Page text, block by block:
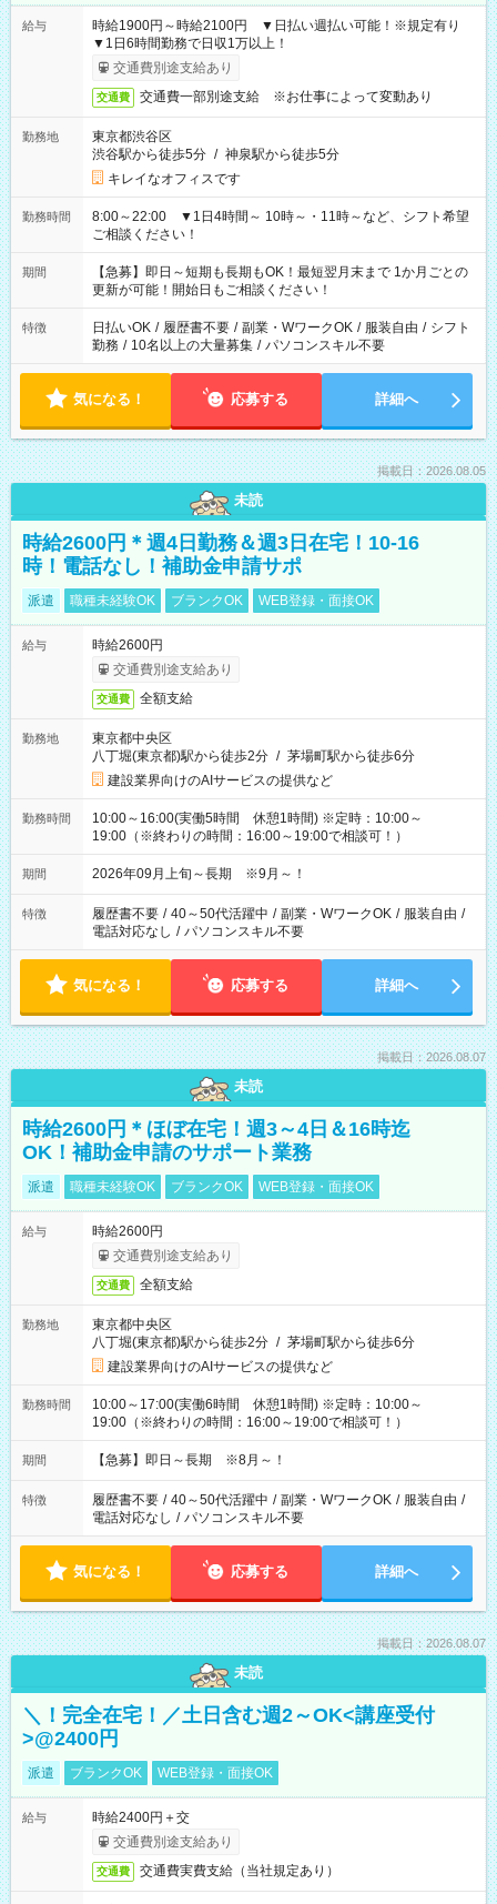
給与
時給1900円～時給2100円 ▼日払い週払い可能！※規定有り
▼1日6時間勤務で日収1万以上！
交通費別途支給あり
交通費 交通費一部別途支給 ※お仕事によって変動あり
勤務地
東京都渋谷区
渋谷駅から徒歩5分 / 神泉駅から徒歩5分
キレイなオフィスです
勤務時間
8:00～22:00 ▼1日4時間～ 10時～・11時～など、シフト希望
ご相談ください！
期間
【急募】即日～短期も長期もOK！最短翌月末まで 1か月ごとの
更新が可能！開始日もご相談ください！
特徴 日払いOK / 履歴書不要 / 副業・WワークOK / 服装自由 / シフト
勤務 / 10名以上の大量募集 / パソコンスキル不要
気になる！ 応募する 詳細へ
掲載日：2026.08.05
未読
時給2600円＊週4日勤務＆週3日在宅！10-16
時！電話なし！補助金申請サポ
派遣 職種未経験OK ブランクOK WEB登録・面接OK
給与
時給2600円
交通費別途支給あり
交通費 全額支給
勤務地
東京都中央区
八丁堀(東京都)駅から徒歩2分 / 茅場町駅から徒歩6分
建設業界向けのAIサービスの提供など
勤務時間
10:00～16:00(実働5時間 休憩1時間) ※定時：10:00～
19:00（※終わりの時間：16:00～19:00で相談可！）
期間 2026年09月上旬～長期 ※9月～！
特徴 履歴書不要 / 40～50代活躍中 / 副業・WワークOK / 服装自由 /
電話対応なし / パソコンスキル不要
気になる！ 応募する 詳細へ
掲載日：2026.08.07
未読
時給2600円＊ほぼ在宅！週3～4日＆16時迄
OK！補助金申請のサポート業務
派遣 職種未経験OK ブランクOK WEB登録・面接OK
給与
時給2600円
交通費別途支給あり
交通費 全額支給
勤務地
東京都中央区
八丁堀(東京都)駅から徒歩2分 / 茅場町駅から徒歩6分
建設業界向けのAIサービスの提供など
勤務時間
10:00～17:00(実働6時間 休憩1時間) ※定時：10:00～
19:00（※終わりの時間：16:00～19:00で相談可！）
期間 【急募】即日～長期 ※8月～！
特徴 履歴書不要 / 40～50代活躍中 / 副業・WワークOK / 服装自由 /
電話対応なし / パソコンスキル不要
気になる！ 応募する 詳細へ
掲載日：2026.08.07
未読
＼！完全在宅！／土日含む週2～OK<講座受付
>@2400円
派遣 ブランクOK WEB登録・面接OK
給与
時給2400円＋交
交通費別途支給あり
交通費 交通費実費支給（当社規定あり）